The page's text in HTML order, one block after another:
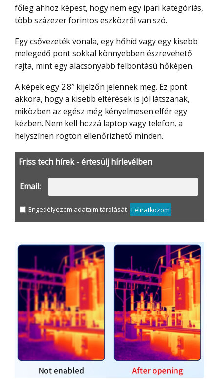
főleg ahhoz képest, hogy nem egy ipari kategóriás,
több százezer forintos eszközről van szó.
Egy csővezeték vonala, egy hőhíd vagy egy kisebb
melegedő pont sokkal könnyebben észrevehető
rajta, mint egy alacsonyabb felbontású hőképen.
A képek egy 2.8″ kijelzőn jelennek meg. Ez pont
akkora, hogy a kisebb eltérések is jól látszanak,
miközben az egész még kényelmesen elfér egy
kézben. Nem kell hozzá laptop vagy telefon, a
helyszínen rögtön ellenőrizhető minden.
Friss tech hírek - értesülj hírlevélben
Email:
Engedélyezem adataim tárolását Feliratkozom